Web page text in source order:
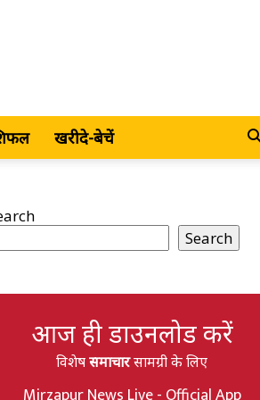
खरीदे-बेचें
Search
आज ही डाउनलोड करें
विशेषसमाचारसामग्री के लिए